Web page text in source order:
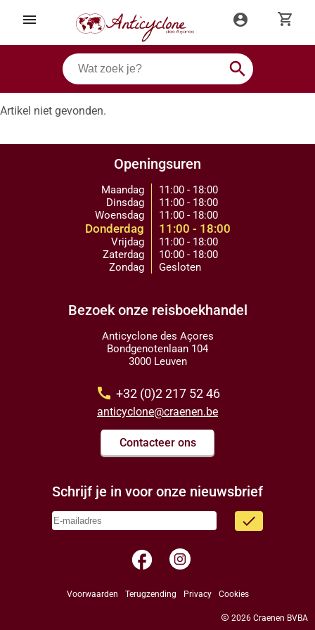
menu account_circle shopping_cart
search
Artikel niet gevonden.
Openingsuren
Maandag
Dinsdag
Woensdag
Donderdag
Vrijdag
Zaterdag
Zondag
11:00 - 18:00
11:00 - 18:00
11:00 - 18:00
11:00 - 18:00
11:00 - 18:00
10:00 - 18:00
Gesloten
Bezoek onze reisboekhandel
Anticyclone des Açores
Bondgenotenlaan 104
3000 Leuven
call +32 (0)2 217 52 46
anticyclone@craenen.be
Contacteer ons
Schrijf je in voor onze nieuwsbrief
done
facebook
Voorwaarden Terugzending Privacy Cookies
copyright 2026 Craenen BVBA